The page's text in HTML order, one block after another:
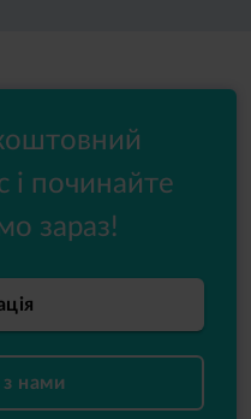
і починайте
зараз!
з нами